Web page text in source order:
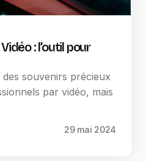
: l’outil pour
souvenirs précieux
par vidéo, mais
29 mai 2024